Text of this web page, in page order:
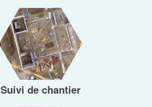
Suivi de chantier